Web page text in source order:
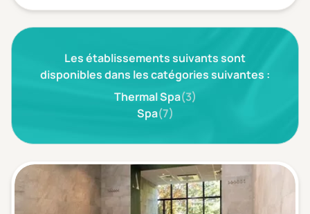
Les établissements suivants sont
disponibles dans les catégories suivantes :
Thermal Spa(3)
Spa(7)